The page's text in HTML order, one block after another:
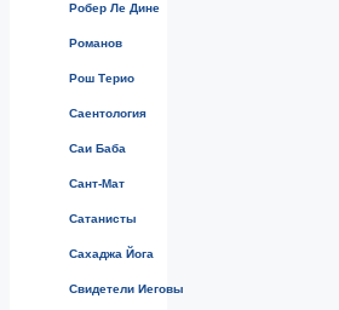
Робер Ле Дине
Романов
Рош Терио
Саентология
Саи Баба
Сант-Мат
Сатанисты
Сахаджа Йога
Свидетели Иеговы